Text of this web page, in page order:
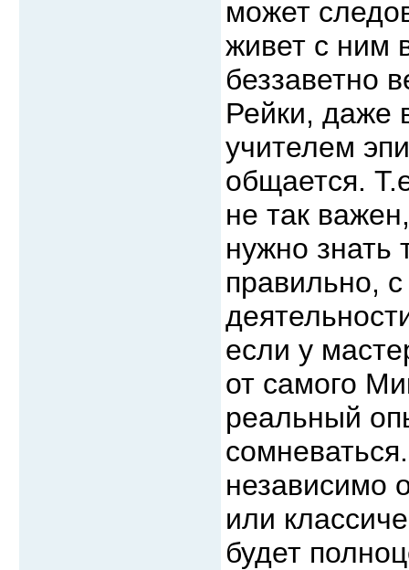
может
живет с ним
беззаветно
Рейки, даже
учителем
общается.
не так
нужно знать
правильно,
если у
от самого
реальный
независимо
или
будет